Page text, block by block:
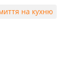
на кухню